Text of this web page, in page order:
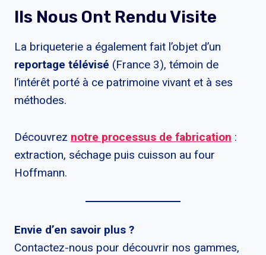
Ils Nous Ont Rendu Visite
La briqueterie a également fait l’objet d’un
reportage télévisé (France 3), témoin de
l’intérêt porté à ce patrimoine vivant et à ses
méthodes.
Découvrez notre processus de fabrication :
extraction, séchage puis cuisson au four
Hoffmann.
Envie d’en savoir plus ?
Contactez-nous pour découvrir nos gammes,